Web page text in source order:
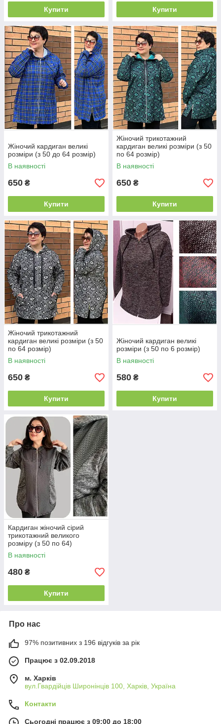
Купити Купити
Жіночий кардиган великі
розміри (з 50 до 64 розмір)
В наявності
650 ₴
Купити
Жіночий трикотажний
кардиган великі розміри (з 50
по 64 розмір)
В наявності
650 ₴
Купити
Жіночий трикотажний
кардиган великі розміри (з 50
по 64 розмір)
В наявності
650 ₴
Купити
Жіночий кардиган великі
розміри (з 50 по 6 розмір)
В наявності
580 ₴
Купити
Кардиган жіночий сірий
трикотажний великого
розміру (з 50 по 64)
В наявності
480 ₴
Купити
Про нас
97% позитивних з 196 відгуків за рік
Працює з 02.09.2018
м. Харків
вул.Гвардійців Широнінців 100, Харків, Україна
Контакти
Сьогодні працює з 09:00 до 18:00